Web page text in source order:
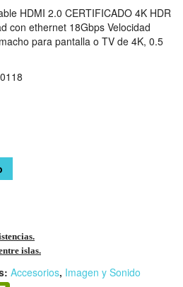
HDMI 2.0 CERTIFICADO 4K HDR
con ethernet 18Gbps Velocidad
para pantalla o TV de 4K, 0.5
islas.
Accesorios, Imagen y Sonido